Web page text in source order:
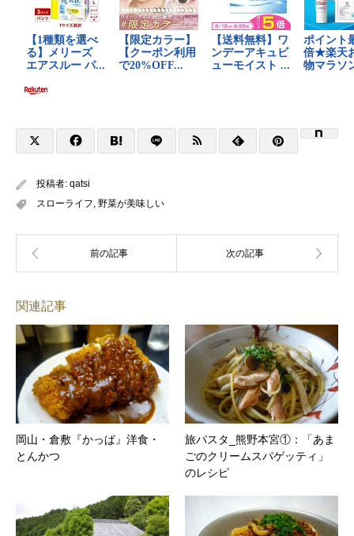
投稿者: qatsi
スローライフ, 野菜が美味しい
関連記事
岡山・倉敷『かっぱ』洋食・
とんかつ
旅パスタ_熊野本宮①：「あま
ごのクリームスパゲッティ」
のレシピ